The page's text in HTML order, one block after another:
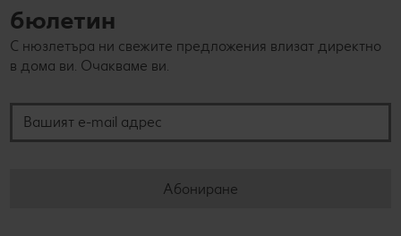
бюлетин
С нюзлетъра ни свежите предложения влизат директно
в дома ви. Очакваме ви.
Абониране